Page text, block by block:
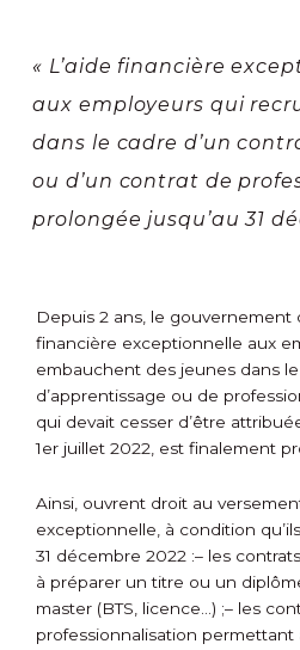
« L’aide financière
aux employeurs qui
dans le cadre d’un
ou d’un contrat de
prolongée jusqu’au 31
Depuis 2 ans, le gouvernement
financière exceptionnelle aux
embauchent des jeunes dans
d’apprentissage ou de
qui devait cesser d’être
1er juillet 2022, est finalement
Ainsi, ouvrent droit au
exceptionnelle, à condition
31 décembre 2022 :– les
à préparer un titre ou un
master (BTS, licence…) ;– les
professionnalisation